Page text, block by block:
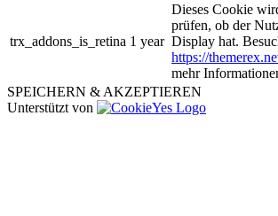
trx_addons_is_retina 1 year
Dieses Cookie
prüfen, ob der
Display hat.
https://
mehr
SPEICHERN & AKZEPTIEREN
Unterstützt von